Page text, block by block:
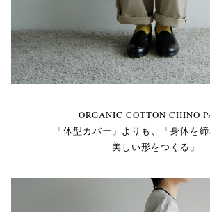
ORGANIC COTTON CHINO
「体型カバー」よりも、「身体を
美しい形をつくる」